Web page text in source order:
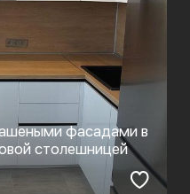
фасадами в
столешницей